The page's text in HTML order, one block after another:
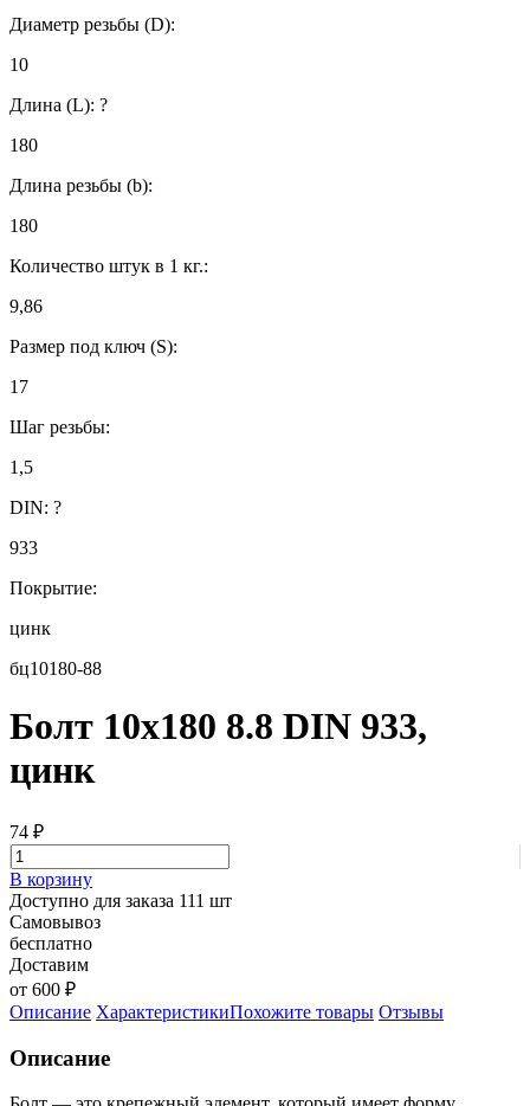
Диаметр резьбы (D):
10
Длина (L): ?
180
Длина резьбы (b):
180
Количество штук в 1 кг.:
9,86
Размер под ключ (S):
17
Шаг резьбы:
1,5
DIN: ?
933
Покрытие:
цинк
бц10180-88
Болт 10х180 8.8 DIN 933,
цинк
74 ₽
В корзину
Доступно для заказа 111 шт
Самовывоз
бесплатно
Доставим
от 600 ₽
Описание ХарактеристикиПохожите товары Отзывы
Описание